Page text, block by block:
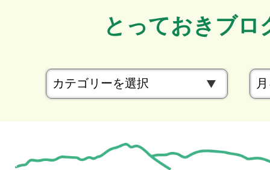
とっておきブロ
カ
テ
リ
ー